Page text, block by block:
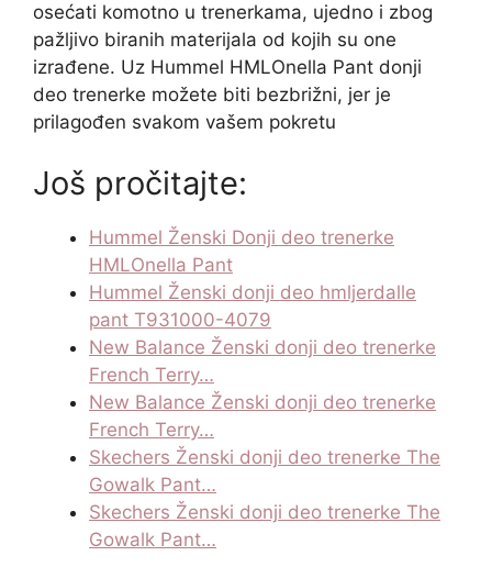
osećati komotno u trenerkama, ujedno i zbog
pažljivo biranih materijala od kojih su one
izrađene. Uz Hummel HMLOnella Pant donji
deo trenerke možete biti bezbrižni, jer je
prilagođen svakom vašem pokretu
Još pročitajte:
Hummel Ženski Donji deo trenerke
HMLOnella Pant
Hummel Ženski donji deo hmljerdalle
pant T931000-4079
New Balance Ženski donji deo trenerke
French Terry…
New Balance Ženski donji deo trenerke
French Terry…
Skechers Ženski donji deo trenerke The
Gowalk Pant…
Skechers Ženski donji deo trenerke The
Gowalk Pant…